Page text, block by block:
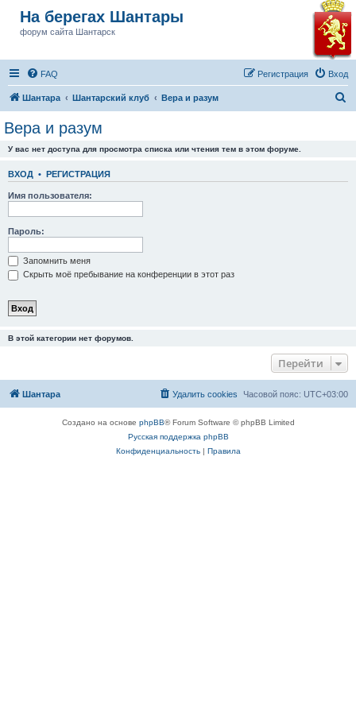
На берегах Шантары
форум сайта Шантарск
FAQ Вход
Регистрация
Шантара Шантарский клуб Вера и разум
Вера и разум
У вас нет доступа для просмотра списка или чтения тем в этом форуме.
ВХОД • РЕГИСТРАЦИЯ
Имя пользователя:
Пароль:
Запомнить меня
Скрыть моё пребывание на конференции в этот раз
В этой категории нет форумов.
Перейти
Шантара Часовой пояс: UTC+03:00
Удалить cookies
Создано на основе phpBB® Forum Software © phpBB Limited
Русская поддержка phpBB
Конфиденциальность| Правила